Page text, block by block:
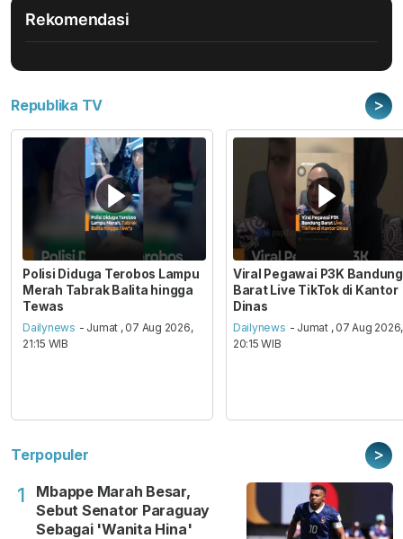
Rekomendasi
Republika TV >
Polisi Diduga Terobos Lampu
Merah Tabrak Balita hingga
Tewas
Dailynews - Jumat , 07 Aug 2026,
21:15 WIB
Viral Pegawai P3K Bandung
Barat Live TikTok di Kantor
Dinas
Dailynews - Jumat , 07 Aug 2026,
20:15 WIB
Terpopuler >
1
Mbappe Marah Besar,
Sebut Senator Paraguay
Sebagai 'Wanita Hina'